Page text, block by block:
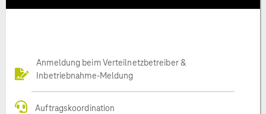
Anmeldung beim Verteilnetzbetreiber &
Inbetriebnahme-Meldung
Auftragskoordination